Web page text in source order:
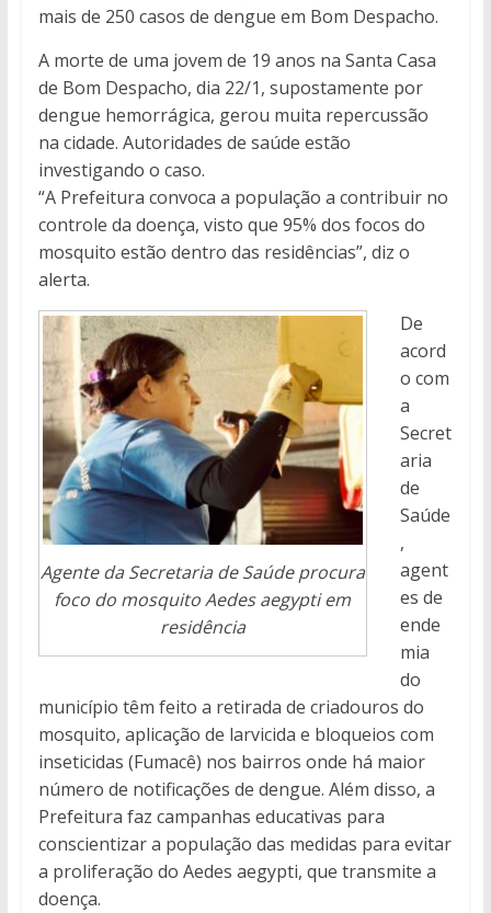
mais de 250 casos de dengue em Bom Despacho.
A morte de uma jovem de 19 anos na Santa Casa
de Bom Despacho, dia 22/1, supostamente por
dengue hemorrágica, gerou muita repercussão
na cidade. Autoridades de saúde estão
investigando o caso.
“A Prefeitura convoca a população a contribuir no
controle da doença, visto que 95% dos focos do
mosquito estão dentro das residências”, diz o
alerta.
Agente da Secretaria de Saúde procura
foco do mosquito Aedes aegypti em
residência
De
acord
o com
a
Secret
aria
de
Saúde
,
agent
es de
ende
mia
do
município têm feito a retirada de criadouros do
mosquito, aplicação de larvicida e bloqueios com
inseticidas (Fumacê) nos bairros onde há maior
número de notificações de dengue. Além disso, a
Prefeitura faz campanhas educativas para
conscientizar a população das medidas para evitar
a proliferação do Aedes aegypti, que transmite a
doença.